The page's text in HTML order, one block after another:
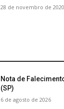
28 de novembro de 2020
Nota de
(SP)
6 de agosto de 2026